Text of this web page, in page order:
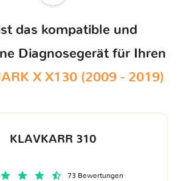
das kompatible und
Diagnosegerät für Ihren
X X130 (2009 - 2019)
KLAVKARR 310
73 Bewertungen